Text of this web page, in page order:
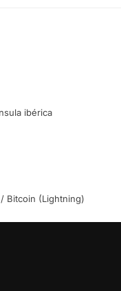
ibérica
Bitcoin (Lightning)